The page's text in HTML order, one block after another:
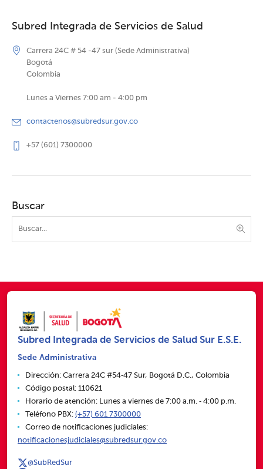
Subred Integrada de Servicios de Salud
Carrera 24C # 54 -47 sur (Sede Administrativa)
Bogotá
Colombia
Lunes a Viernes 7:00 am - 4:00 pm
contactenos@subredsur.gov.co
+57 (601) 7300000
Buscar
Subred Integrada de Servicios de Salud Sur E.S.E.
Sede Administrativa
Dirección: Carrera 24C #54‑47 Sur, Bogotá D.C., Colombia
Código postal: 110621
Horario de atención: Lunes a viernes de 7:00 a.m. ‑ 4:00 p.m.
Teléfono PBX: (+57) 601 7300000
Correo de notificaciones judiciales:
notificacionesjudiciales@subredsur.gov.co
@SubRedSur